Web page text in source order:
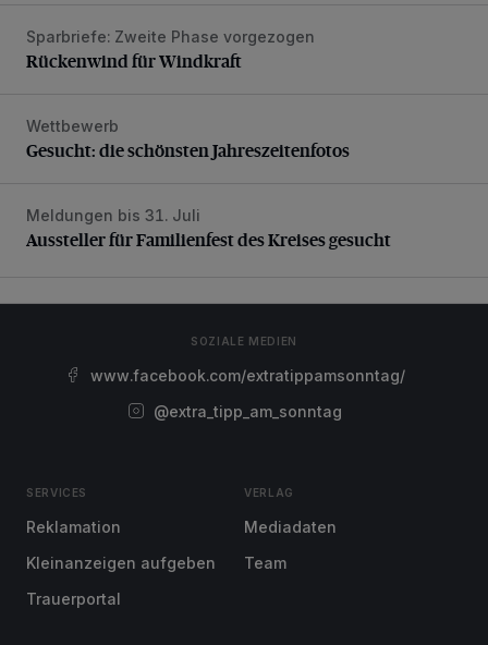
Rückenwind für Windkraft
Sparbriefe: Zweite Phase vorgezogen
Rückenwind für Windkraft
Gesucht: die schönsten Jahreszeitenfotos
Wettbewerb
Gesucht: die schönsten Jahreszeitenfotos
Aussteller für Familienfest des Kreises gesucht
Meldungen bis 31. Juli
Aussteller für Familienfest des Kreises gesucht
SOZIALE MEDIEN
www.facebook.com/extratippamsonntag/
@extra_tipp_am_sonntag
SERVICES
Reklamation
Kleinanzeigen aufgeben
Trauerportal
VERLAG
Mediadaten
Team